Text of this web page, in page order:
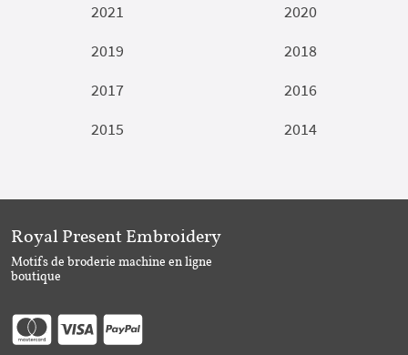
2021
2020
2019
2018
2017
2016
2015
2014
Royal Present Embroidery
Motifs de broderie machine en ligne
boutique